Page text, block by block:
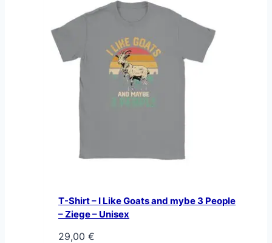
T-Shirt – I Like Goats and mybe 3 People
– Ziege – Unisex
29,00 €